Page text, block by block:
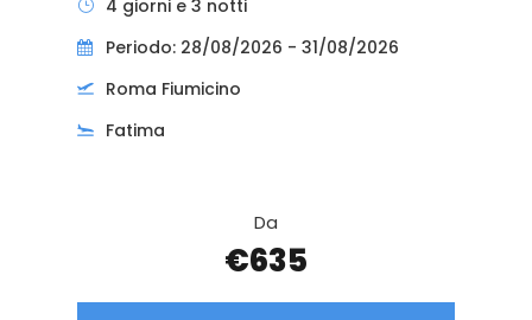
4 giorni e 3 notti
Periodo: 28/08/2026 - 31/08/2026
Roma Fiumicino
Fatima
Da
€635